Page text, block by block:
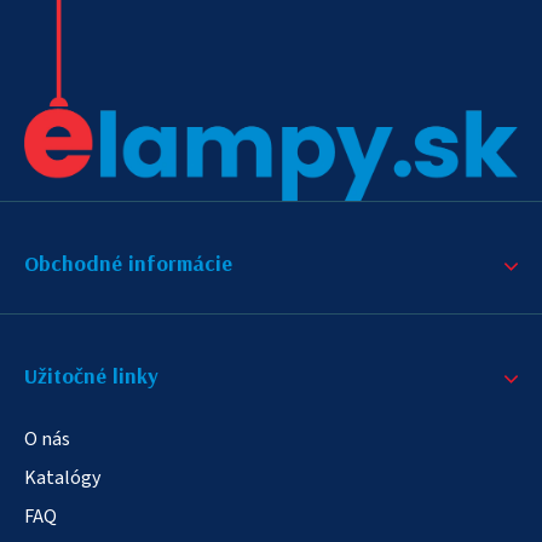
Obchodné informácie
Užitočné linky
O nás
Katalógy
FAQ